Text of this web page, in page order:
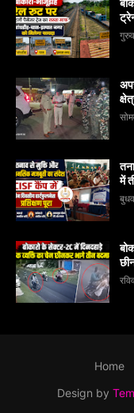
में
Design by
Home